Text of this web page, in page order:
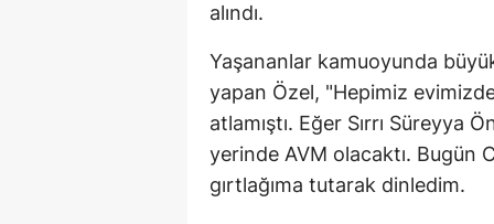
alındı.
Yaşananlar kamuoyunda büyük
yapan Özel, "Hepimiz
atlamıştı. Eğer Sırrı Süreyya
yerinde AVM olacaktı. Bugün
gırtlağıma tutarak dinledim.